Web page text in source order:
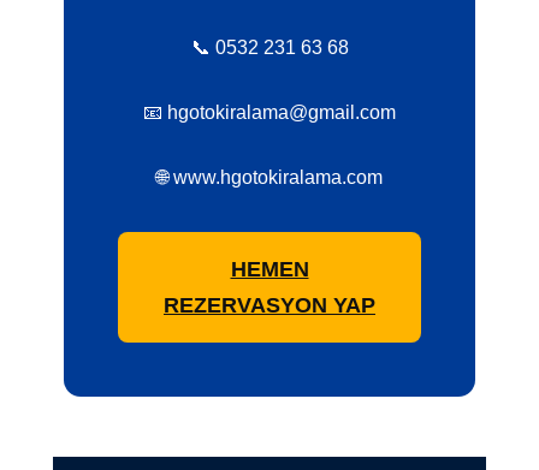
📞 0532 231 63 68
📧 hgotokiralama@gmail.com
🌐 www.hgotokiralama.com
HEMEN
REZERVASYON YAP